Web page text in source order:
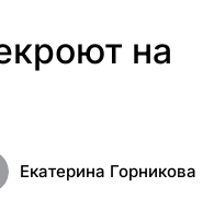
на
Екатерина Горникова